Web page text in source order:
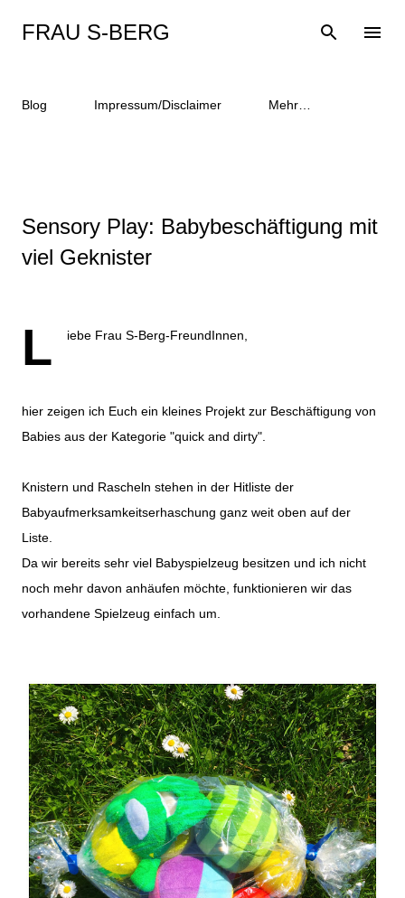
Direkt zum Hauptbereich
FRAU S-BERG
Blog Impressum/Disclaimer Mehr…
Sensory Play: Babybeschäftigung mit
viel Geknister
L iebe Frau S-Berg-FreundInnen,
hier zeigen ich Euch ein kleines Projekt zur Beschäftigung von
Babies aus der Kategorie "quick and dirty".
Knistern und Rascheln stehen in der Hitliste der
Babyaufmerksamkeitserhaschung ganz weit oben auf der
Liste.
Da wir bereits sehr viel Babyspielzeug besitzen und ich nicht
noch mehr davon anhäufen möchte, funktionieren wir das
vorhandene Spielzeug einfach um.